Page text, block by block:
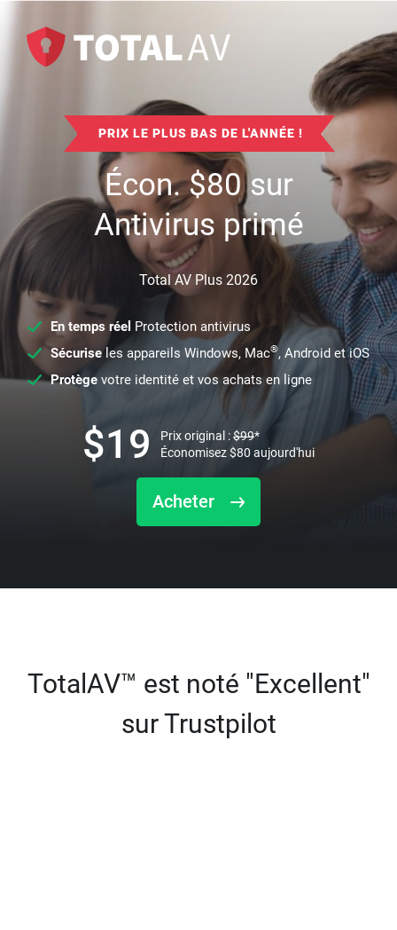
PRIX LE PLUS BAS DE L'ANNÉE !
Écon.$80sur
Antivirus primé
Total AV Plus 2026
En temps réel Protection antivirus
Sécuriseles appareils Windows, Mac®, Android et iOS
Protège votre identité et vos achats en ligne
Acheter
$19 Prix original :$99*
Économisez$80 aujourd'hui
TotalAV™ est noté "Excellent"
sur Trustpilot